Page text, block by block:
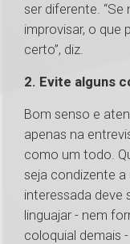
ser diferente.
improvisar, o que
certo”, diz.
2. Evite alguns
Bom senso e
apenas na
como um todo.
seja condizente
interessada deve
linguajar - nem
coloquial demais